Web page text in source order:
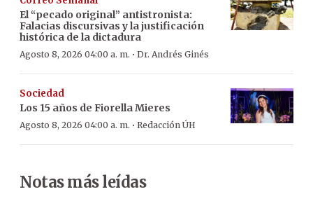
El “pecado original” antistronista:
Falacias discursivas y la justificación
histórica de la dictadura
Agosto 8, 2026 04:00 a. m. · Dr. Andrés Ginés
Sociedad
Los 15 años de Fiorella Mieres
Agosto 8, 2026 04:00 a. m. · Redacción ÚH
Notas más leídas